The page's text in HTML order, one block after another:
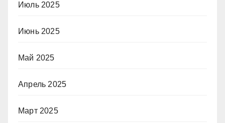
Июль 2025
Июнь 2025
Май 2025
Апрель 2025
Март 2025